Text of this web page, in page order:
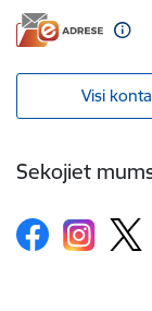
Visi
Sekojiet